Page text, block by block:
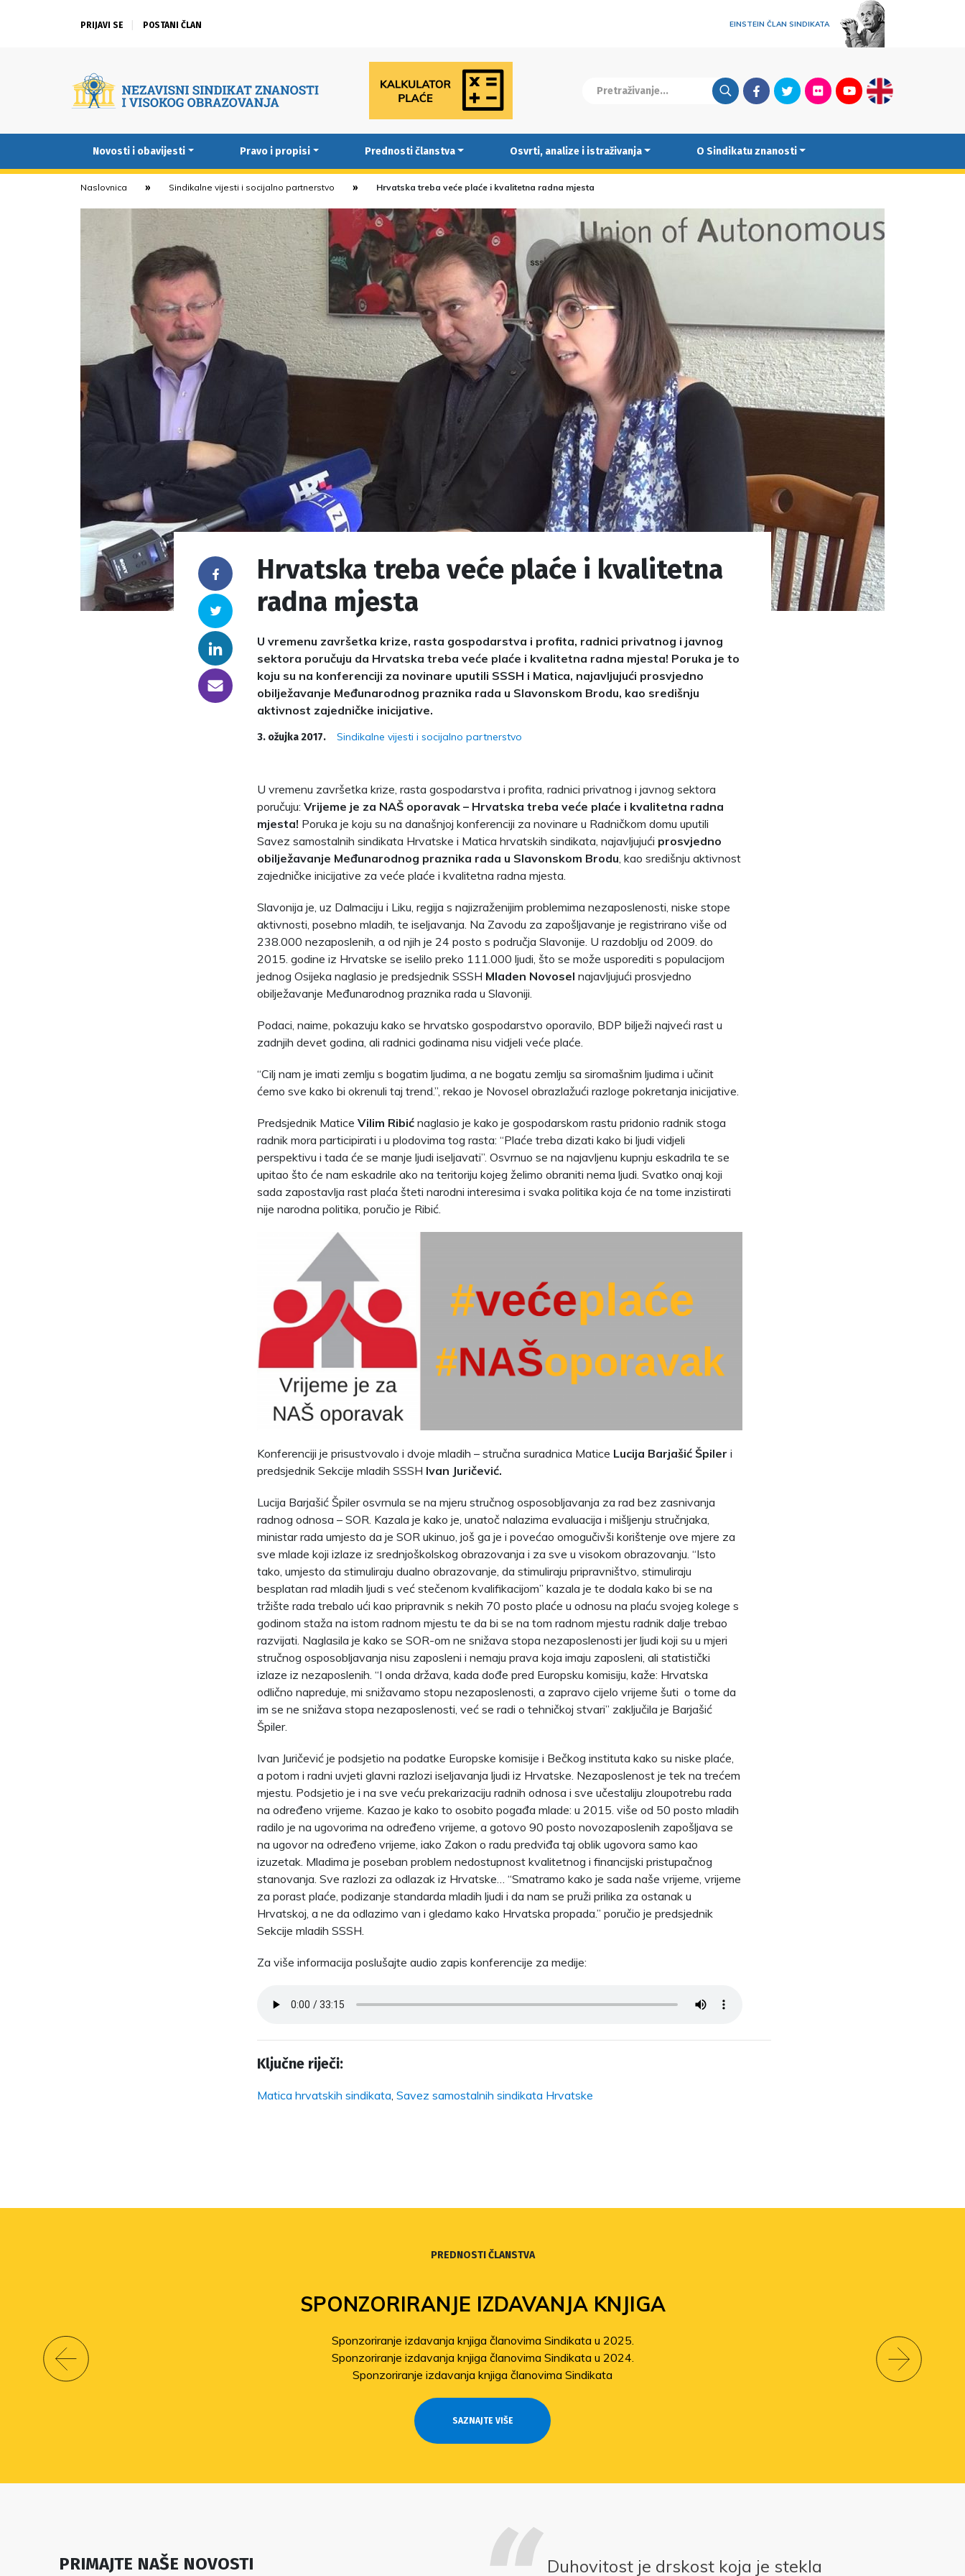
PRIJAVI SE POSTANI ČLAN EINSTEIN ČLAN SINDIKATA
FacebookTwitterFlickrYoutubeEnglish
Novosti i obavijesti Pravo i propisi Prednosti članstva Osvrti, analize i istraživanja O Sindikatu znanosti
Naslovnica Sindikalne vijesti i socijalno partnerstvo Hrvatska treba veće plaće i kvalitetna radna mjesta
Facebook
Twitter
Linkedin
someone@yoursite.com
Hrvatska treba veće plaće i kvalitetna
radna mjesta
U vremenu završetka krize, rasta gospodarstva i profita, radnici privatnog i javnog
sektora poručuju da Hrvatska treba veće plaće i kvalitetna radna mjesta! Poruka je to
koju su na konferenciji za novinare uputili SSSH i Matica, najavljujući prosvjedno
obilježavanje Međunarodnog praznika rada u Slavonskom Brodu, kao središnju
aktivnost zajedničke inicijative.
3. ožujka 2017. Sindikalne vijesti i socijalno partnerstvo
U vremenu završetka krize, rasta gospodarstva i profita, radnici privatnog i javnog sektora
poručuju: Vrijeme je za NAŠ oporavak – Hrvatska treba veće plaće i kvalitetna radna
mjesta! Poruka je koju su na današnjoj konferenciji za novinare u Radničkom domu uputili
Savez samostalnih sindikata Hrvatske i Matica hrvatskih sindikata, najavljujući prosvjedno
obilježavanje Međunarodnog praznika rada u Slavonskom Brodu, kao središnju aktivnost
zajedničke inicijative za veće plaće i kvalitetna radna mjesta.
Slavonija je, uz Dalmaciju i Liku, regija s najizraženijim problemima nezaposlenosti, niske stope
aktivnosti, posebno mladih, te iseljavanja. Na Zavodu za zapošljavanje je registrirano više od
238.000 nezaposlenih, a od njih je 24 posto s područja Slavonije. U razdoblju od 2009. do
2015. godine iz Hrvatske se iselilo preko 111.000 ljudi, što se može usporediti s populacijom
jednog Osijeka naglasio je predsjednik SSSH Mladen Novosel najavljujući prosvjedno
obilježavanje Međunarodnog praznika rada u Slavoniji.
Podaci, naime, pokazuju kako se hrvatsko gospodarstvo oporavilo, BDP bilježi najveći rast u
zadnjih devet godina, ali radnici godinama nisu vidjeli veće plaće.
“Cilj nam je imati zemlju s bogatim ljudima, a ne bogatu zemlju sa siromašnim ljudima i učinit
ćemo sve kako bi okrenuli taj trend.”, rekao je Novosel obrazlažući razloge pokretanja inicijative.
Predsjednik Matice Vilim Ribić naglasio je kako je gospodarskom rastu pridonio radnik stoga
radnik mora participirati i u plodovima tog rasta: “Plaće treba dizati kako bi ljudi vidjeli
perspektivu i tada će se manje ljudi iseljavati”. Osvrnuo se na najavljenu kupnju eskadrila te se
upitao što će nam eskadrile ako na teritoriju kojeg želimo obraniti nema ljudi. Svatko onaj koji
sada zapostavlja rast plaća šteti narodni interesima i svaka politika koja će na tome inzistirati
nije narodna politika, poručio je Ribić.
Konferenciji je prisustvovalo i dvoje mladih – stručna suradnica Matice Lucija Barjašić Špiler i
predsjednik Sekcije mladih SSSH Ivan Juričević.
Lucija Barjašić Špiler osvrnula se na mjeru stručnog osposobljavanja za rad bez zasnivanja
radnog odnosa – SOR. Kazala je kako je, unatoč nalazima evaluacija i mišljenju stručnjaka,
ministar rada umjesto da je SOR ukinuo, još ga je i povećao omogučivši korištenje ove mjere za
sve mlade koji izlaze iz srednjoškolskog obrazovanja i za sve u visokom obrazovanju. “Isto
tako, umjesto da stimuliraju dualno obrazovanje, da stimuliraju pripravništvo, stimuliraju
besplatan rad mladih ljudi s već stečenom kvalifikacijom” kazala je te dodala kako bi se na
tržište rada trebalo ući kao pripravnik s nekih 70 posto plaće u odnosu na plaću svojeg kolege s
godinom staža na istom radnom mjestu te da bi se na tom radnom mjestu radnik dalje trebao
razvijati. Naglasila je kako se SOR-om ne snižava stopa nezaposlenosti jer ljudi koji su u mjeri
stručnog osposobljavanja nisu zaposleni i nemaju prava koja imaju zaposleni, ali statistički
izlaze iz nezaposlenih. “I onda država, kada dođe pred Europsku komisiju, kaže: Hrvatska
odlično napreduje, mi snižavamo stopu nezaposlenosti, a zapravo cijelo vrijeme šuti o tome da
im se ne snižava stopa nezaposlenosti, već se radi o tehničkoj stvari” zaključila je Barjašić
Špiler.
Ivan Juričević je podsjetio na podatke Europske komisije i Bečkog instituta kako su niske plaće,
a potom i radni uvjeti glavni razlozi iseljavanja ljudi iz Hrvatske. Nezaposlenost je tek na trećem
mjestu. Podsjetio je i na sve veću prekarizaciju radnih odnosa i sve učestaliju zloupotrebu rada
na određeno vrijeme. Kazao je kako to osobito pogađa mlade: u 2015. više od 50 posto mladih
radilo je na ugovorima na određeno vrijeme, a gotovo 90 posto novozaposlenih zapošljava se
na ugovor na određeno vrijeme, iako Zakon o radu predviđa taj oblik ugovora samo kao
izuzetak. Mladima je poseban problem nedostupnost kvalitetnog i financijski pristupačnog
stanovanja. Sve razlozi za odlazak iz Hrvatske… “Smatramo kako je sada naše vrijeme, vrijeme
za porast plaće, podizanje standarda mladih ljudi i da nam se pruži prilika za ostanak u
Hrvatskoj, a ne da odlazimo van i gledamo kako Hrvatska propada.” poručio je predsjednik
Sekcije mladih SSSH.
Za više informacija poslušajte audio zapis konferencije za medije:
Ključne riječi:
Matica hrvatskih sindikata, Savez samostalnih sindikata Hrvatske
PREDNOSTI ČLANSTVA
SPONZORIRANJE IZDAVANJA KNJIGA
Sponzoriranje izdavanja knjiga članovima Sindikata u 2025.
Sponzoriranje izdavanja knjiga članovima Sindikata u 2024.
Sponzoriranje izdavanja knjiga članovima Sindikata
SAZNAJTE VIŠE
PRIMAJTE NAŠE NOVOSTI Duhovitost je drskost koja je stekla